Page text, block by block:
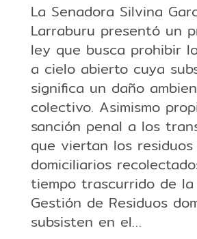
La Senadora Silvina
Larraburu presentó un
ley que busca prohibir
a cielo abierto cuya
significa un daño
colectivo. Asimismo
sanción penal a los
que viertan los residuos
domiciliarios
tiempo trascurrido de
Gestión de Residuos
subsisten en el…